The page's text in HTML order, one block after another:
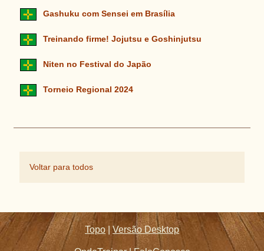
Gashuku com Sensei em Brasília
Treinando firme! Jojutsu e Goshinjutsu
Niten no Festival do Japão
Torneio Regional 2024
Voltar para todos
Topo |Versão Desktop